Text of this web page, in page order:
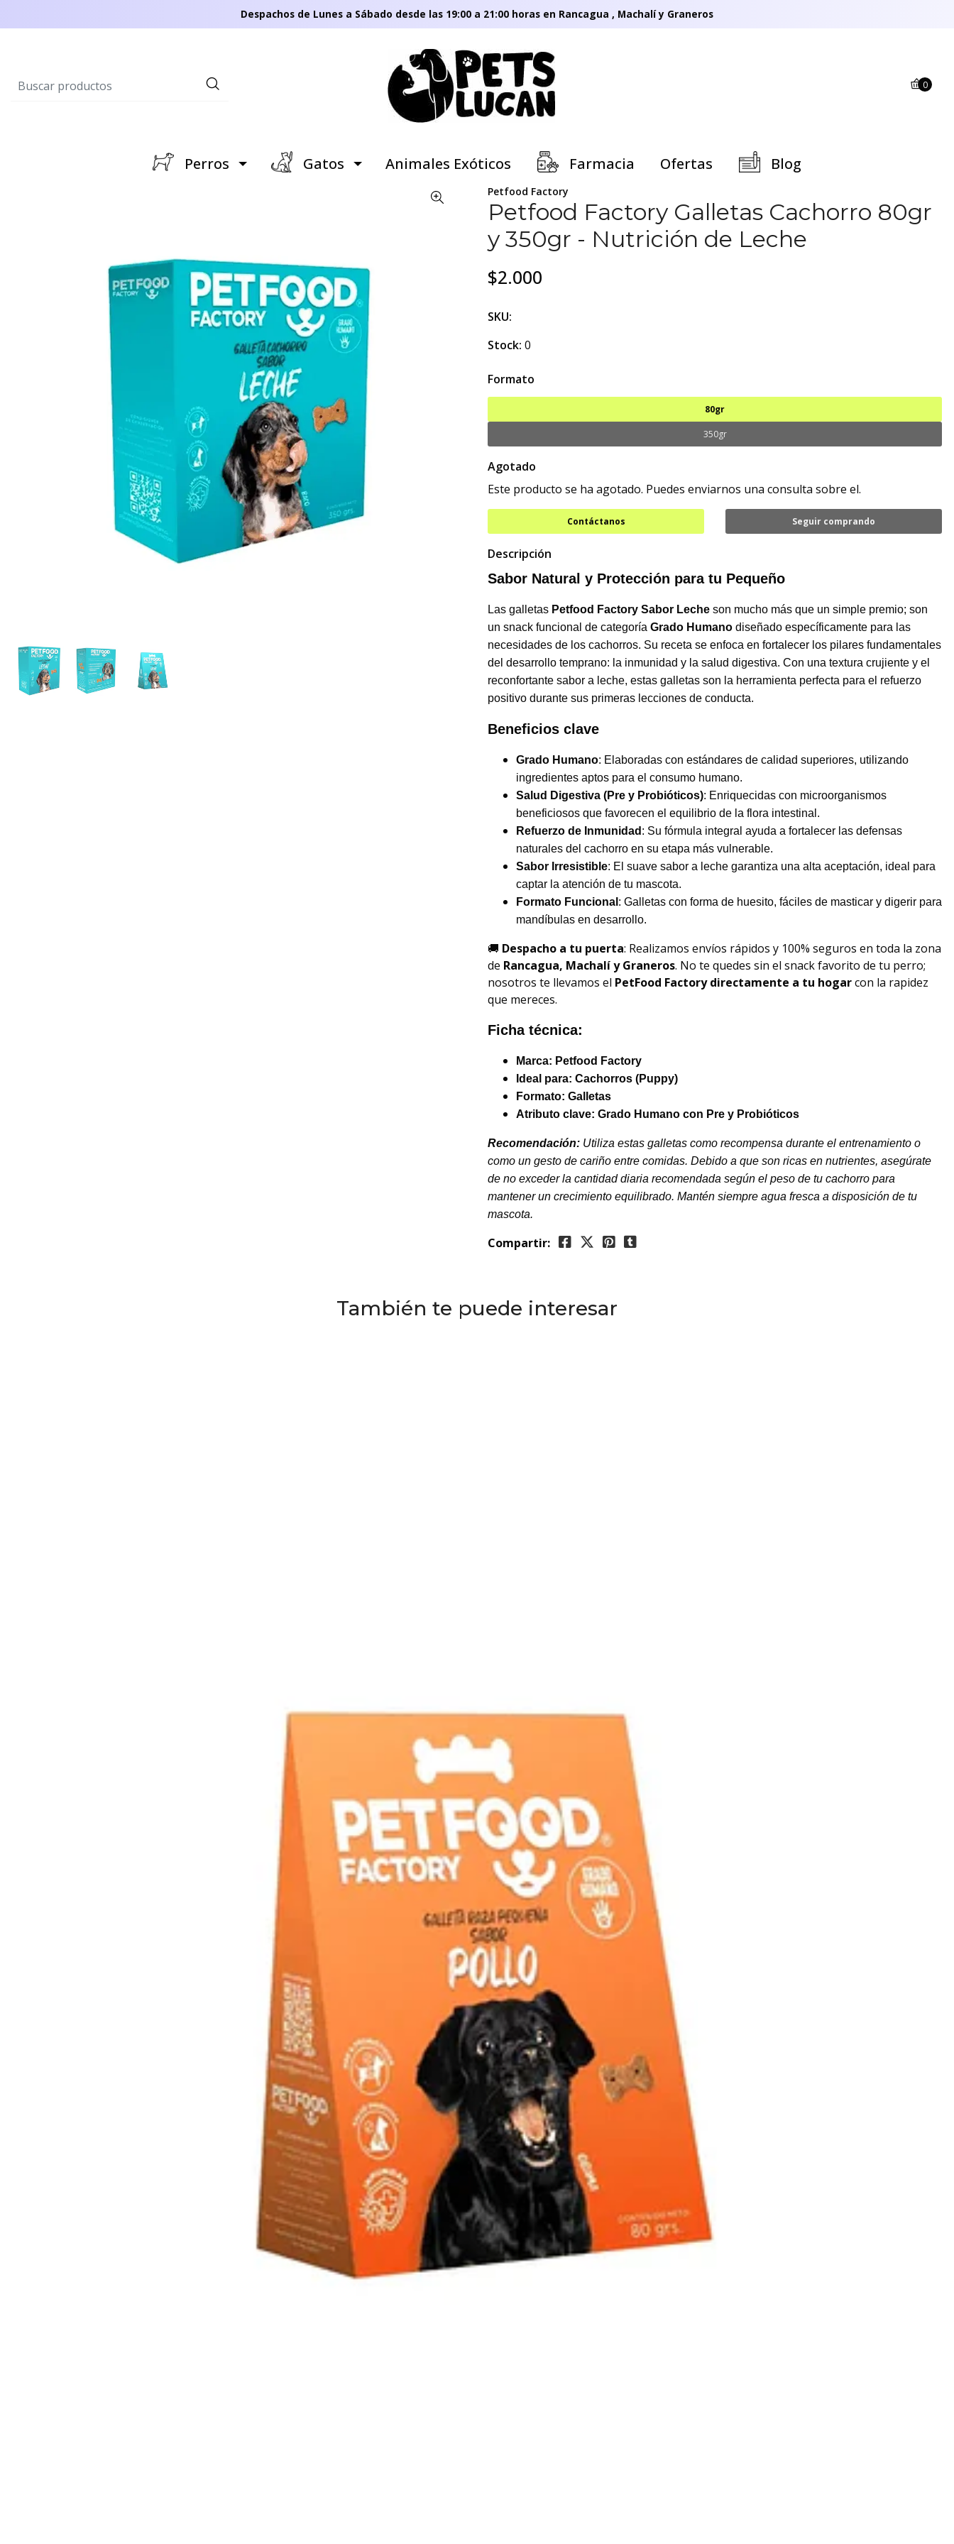
Despachos de Lunes a Sábado desde las 19:00 a 21:00 horas en Rancagua , Machalí y Graneros
0
Perros Gatos Animales Exóticos Farmacia Ofertas Blog
Petfood Factory
Petfood Factory Galletas Cachorro 80gr
y 350gr - Nutrición de Leche
$2.000
SKU:
Stock: 0
Formato
80gr
350gr
Agotado
Este producto se ha agotado. Puedes enviarnos una consulta sobre el.
Contáctanos Seguir comprando
Descripción
Sabor Natural y Protección para tu Pequeño
Las galletas Petfood Factory Sabor Leche son mucho más que un simple premio; son
un snack funcional de categoría Grado Humano diseñado específicamente para las
necesidades de los cachorros. Su receta se enfoca en fortalecer los pilares fundamentales
del desarrollo temprano: la inmunidad y la salud digestiva. Con una textura crujiente y el
reconfortante sabor a leche, estas galletas son la herramienta perfecta para el refuerzo
positivo durante sus primeras lecciones de conducta.
Beneficios clave
Grado Humano: Elaboradas con estándares de calidad superiores, utilizando
ingredientes aptos para el consumo humano.
Salud Digestiva (Pre y Probióticos): Enriquecidas con microorganismos
beneficiosos que favorecen el equilibrio de la flora intestinal.
Refuerzo de Inmunidad : Su fórmula integral ayuda a fortalecer las defensas
naturales del cachorro en su etapa más vulnerable.
Sabor Irresistible: El suave sabor a leche garantiza una alta aceptación, ideal para
captar la atención de tu mascota.
Formato Funcional : Galletas con forma de huesito, fáciles de masticar y digerir para
mandíbulas en desarrollo.
🚚 Despacho a tu puerta: Realizamos envíos rápidos y 100% seguros en toda la zona
de Rancagua, Machalí y Graneros. No te quedes sin el snack favorito de tu perro;
nosotros te llevamos el PetFood Factorydirectamente a tu hogarcon la rapidez
que mereces.
Ficha técnica:
Marca: Petfood Factory
Ideal para: Cachorros (Puppy)
Formato: Galletas
Atributo clave: Grado Humano con Pre y Probióticos
Recomendación: Utiliza estas galletas como recompensa durante el entrenamiento o
como un gesto de cariño entre comidas. Debido a que son ricas en nutrientes, asegúrate
de no exceder la cantidad diaria recomendada según el peso de tu cachorro para
mantener un crecimiento equilibrado. Mantén siempre agua fresca a disposición de tu
mascota.
Compartir:
También te puede interesar